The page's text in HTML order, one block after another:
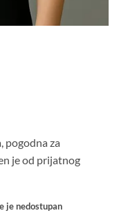
pogodna za
je od prijatnog
je nedostupan